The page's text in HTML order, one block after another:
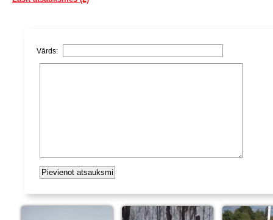
Vārds: